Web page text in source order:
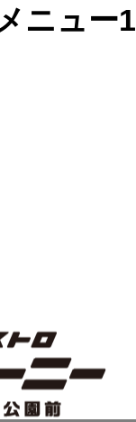
ニュー1